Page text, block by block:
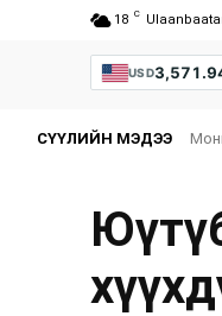
18 C
USD
СҮҮЛИЙН МЭДЭЭ